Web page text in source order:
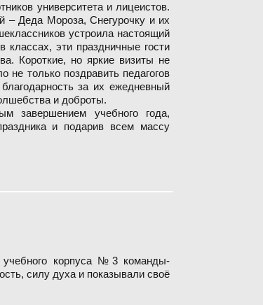
университета и лицеистов.
– Деда Мороза, Снегурочку и их
устроила настоящий
классах, эти праздничные гости
Короткие, но яркие визиты не
только поздравить педагогов
за их ежедневный
и доброты.
завершением учебного года,
и подарив всем массу
учебного корпуса №3 команды-
силу духа и показывали своё